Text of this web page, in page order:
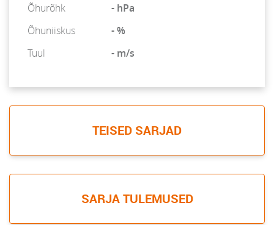
Õhurõhk
- hPa
Õhuniiskus
- %
Tuul
- m/s
TEISED SARJAD
SARJA TULEMUSED